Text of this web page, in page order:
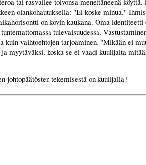
tai rasvailee toivonsa menettäneenä köyttä.
olankohautuksella: "Ei koske minua."
on kovin kaukana. Oma
tulevaisuudessa.
kuin vaihtoehtojen tarjoaminen. "Mikään ei
myytäväksi, koska se ei vaadi kuulijalta
johtopäätösten tekemisestä on kuulijalla?